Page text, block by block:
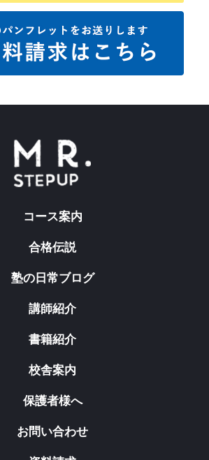
コース案内
合格伝説
塾の日常ブログ
講師紹介
書籍紹介
校舎案内
保護者様へ
お問い合わせ